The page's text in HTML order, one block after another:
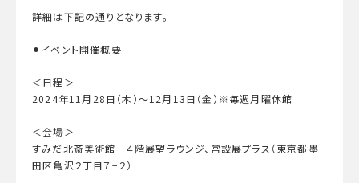
詳細は下記の通りとなります。
⚫︎イベント開催概要
＜日程＞
2024年11月28日（木）〜12月13日（金）※毎週月曜休館
＜会場＞
すみだ北斎美術館 ４階展望ラウンジ、常設展プラス（東京都墨
田区亀沢２丁目７−２）